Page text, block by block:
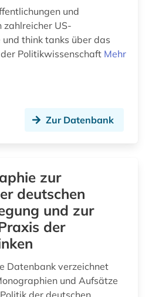
fid ost-, ostmittel- und südosteuropa (17)
Schleswig-Holstein (1)
und
zahlreicher US-
think tanks über das
Politikwissenschaft Mehr
Zur Datenbank
zur
deutschen
und zur
der
Datenbank verzeichnet
und Aufsätze